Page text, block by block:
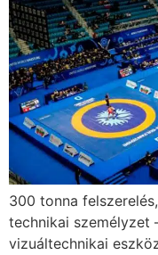
300 tonna
technikai személyzet
vizuáltechnikai